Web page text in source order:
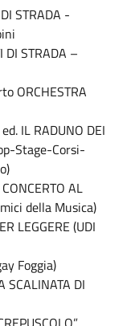
STRADA -
STRADA –
ORCHESTRA
IL RADUNO DEI
Stage-Corsi-
AL
della Musica)
LEGGERE (UDI
Foggia)
DI